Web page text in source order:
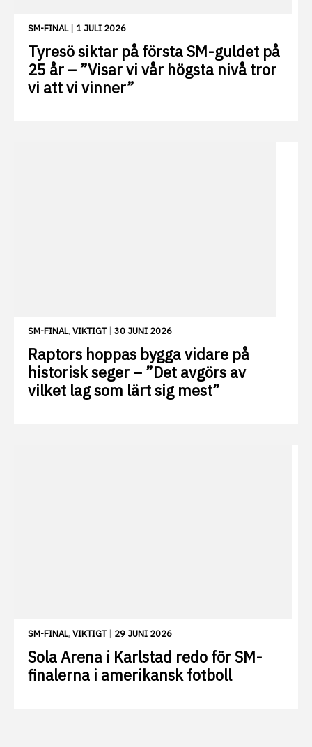
SM-FINAL| 1 JULI 2026
Tyresö siktar på första SM-guldet på
25 år – ”Visar vi vår högsta nivå tror
vi att vi vinner”
SM-FINAL,VIKTIGT| 30 JUNI 2026
Raptors hoppas bygga vidare på
historisk seger – ”Det avgörs av
vilket lag som lärt sig mest”
SM-FINAL,VIKTIGT| 29 JUNI 2026
Sola Arena i Karlstad redo för SM-
finalerna i amerikansk fotboll